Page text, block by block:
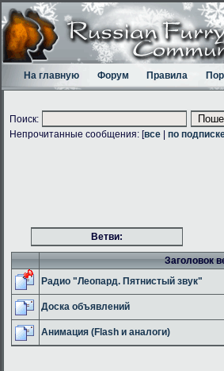
На главную Форум Правила
Поиск:
Непрочитанные сообщения: [все по
Ветви:
Заголовок
Радио "Леопард. Пятнистый звук"
Доска объявлений
Анимация (Flash и аналоги)